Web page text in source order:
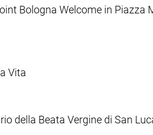
Bologna Welcome in Piazza
Vita
della Beata Vergine di San